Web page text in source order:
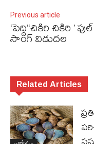
Previous article
‘పెద్ది’‘చికిరి చికిరి ’ ఫుల్‌
సాంగ్‌ విడుదల
Related Articles